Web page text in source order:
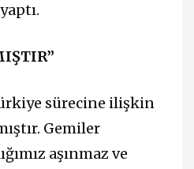
sürecine ilişkin
Gemiler
aşınmaz ve